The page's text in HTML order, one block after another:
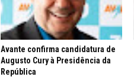
Avante confirma candidatura de
Augusto Cury à Presidência da
República